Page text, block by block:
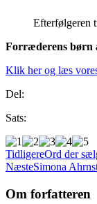
Efterfølgeren
Forræderens børn
Klik her og læs
Del:
Sats:
TidligereOrd der
NæsteSimona
Om forfatteren